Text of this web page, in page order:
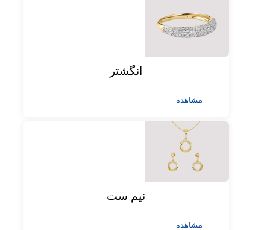
انگشتر
مشاهده
نیم ست
مشاهده